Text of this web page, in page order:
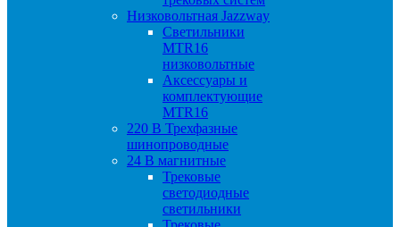
Низковольтная Jazzway
Светильники
MTR16
низковольтные
Аксессуары и
комплектующие
MTR16
220 B Трехфазные
шинопроводные
24 B магнитные
Трековые
светодиодные
светильники